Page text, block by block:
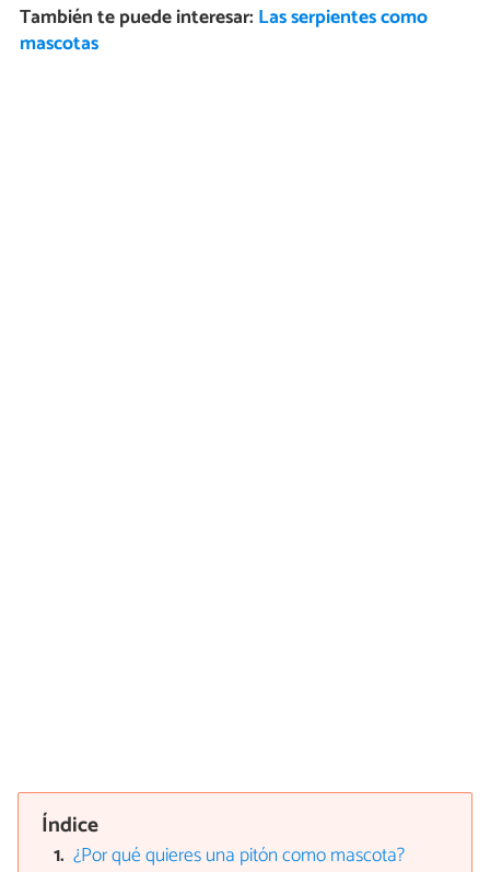
También te puede interesar: Las serpientes como
mascotas
Índice
¿Por qué quieres una pitón como mascota?